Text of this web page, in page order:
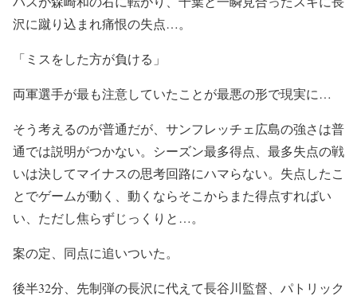
沢に蹴り込まれ痛恨の失点…。
「ミスをした方が負ける」
両軍選手が最も注意していたことが最悪の形で現実に…
そう考えるのが普通だが、サンフレッチェ広島の強さは普
通では説明がつかない。シーズン最多得点、最多失点の戦
いは決してマイナスの思考回路にハマらない。失点したこ
とでゲームが動く、動くならそこからまた得点すればい
い、ただし焦らずじっくりと…。
案の定、同点に追いついた。
後半32分、先制弾の長沢に代えて長谷川監督、パトリック